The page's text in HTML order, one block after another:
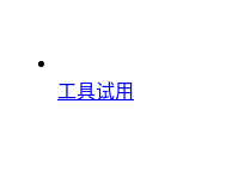
工具试用